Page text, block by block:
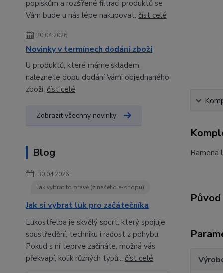
popiskům a rozšířené filtraci produktů se
Vám bude u nás lépe nakupovat. číst celé
30.04.2026
Novinky v termínech dodání zboží
U produktů, které máme skladem,
naleznete dobu dodání Vámi objednaného
zboží. číst celé
Zobrazit všechny novinky
Blog
30.04.2026
Jak vybrat to pravé (z našeho e-shopu)
Jak si vybrat luk pro začátečníka
Lukostřelba je skvělý sport, který spojuje
soustředění, techniku i radost z pohybu.
Pokud s ní teprve začínáte, možná vás
překvapí, kolik různých typů... číst celé
Ramena